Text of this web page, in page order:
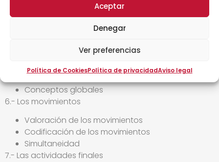
Aceptar
Denegar
Ver preferencias
Política de CookiesPolítica de privacidadAviso legal
Principios de economía de movimientos
Áreas de trabajo y puestos
Flujo de procesos y componente
Conceptos globales
6.- Los movimientos
Valoración de los movimientos
Codificación de los movimientos
Simultaneidad
7.- Las actividades finales